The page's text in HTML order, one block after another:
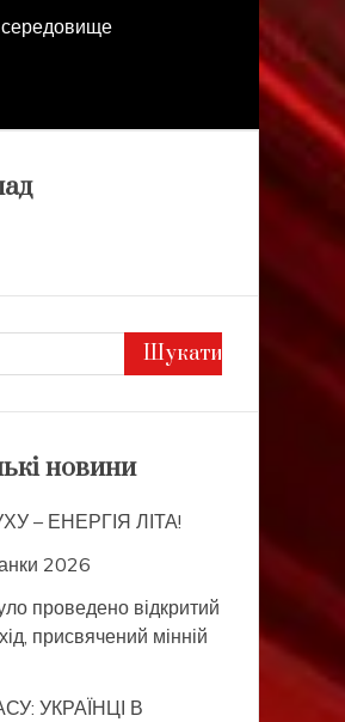
середовище
новини
– ЕНЕРГІЯ ЛІТА!
2026
проведено відкритий
присвячений мінній
УКРАЇНЦІ В